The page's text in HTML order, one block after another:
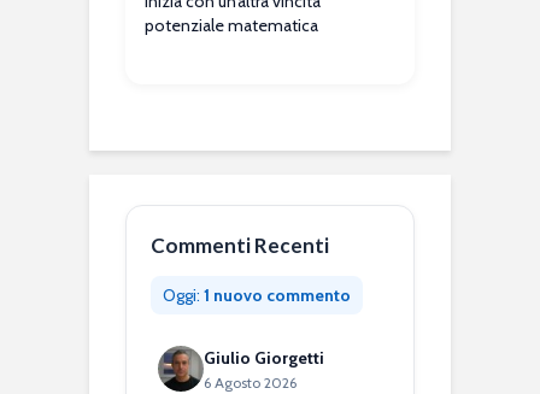
potenziale matematica
Commenti Recenti
Oggi: 1 nuovo commento
Giulio Giorgetti
6 Agosto 2026